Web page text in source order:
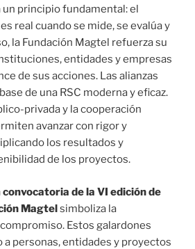
principio fundamental: el
real cuando se mide, se evalúa y
la Fundación Magtel refuerza su
entidades y empresas
de sus acciones. Las alianzas
de una RSC moderna y eficaz.
privada y la cooperación
avanzar con rigor y
los resultados y
de los proyectos.
convocatoria de la VI edición de
Magtelsimboliza la
Estos galardones
a personas, entidades y proyectos